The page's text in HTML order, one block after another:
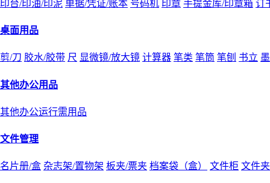
印台/印油/印泥 单据/凭证/账本 号码机 印章 手提金库/印章箱 订
桌面用品
剪/刀 胶水/胶带 尺 显微镜/放大镜 计算器 笔类 笔筒 笔刨 书立
其他办公用品
其他办公运行需用品
文件管理
名片册/盒 杂志架/置物架 板夹/票夹 档案袋（盒） 文件柜 文件